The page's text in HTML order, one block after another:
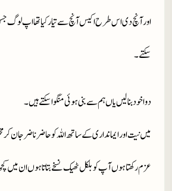
اور آنچ دی اس طرح اکیس آنچ سے تیار کیا تھا اپ لوگ
سکتے۔
دوا خود بنا لیں یاں ہم سے بنی ہوئی منگوا سکتے ہیں۔
میں نیت اور ایمانداری کے ساتھ اللہ کو حاضر ناضر جان
عزم رکھتا ہوں آپ کو بلکل ٹھیک نسخے بتاتا ہوں ان میں کچھ